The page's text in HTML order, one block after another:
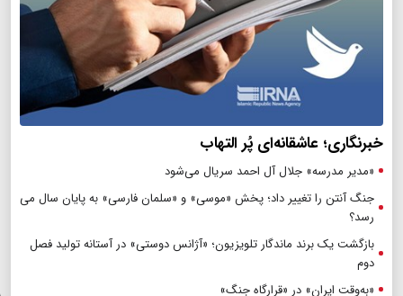
خبرنگاری؛ عاشقانه‌ای پُر التهاب
«مدیر مدرسه» جلال آل احمد سریال می‌شود
جنگ آنتن را تغییر داد؛ پخش «موسی» و «سلمان فارسی» به پایان سال می
رسد؟
بازگشت یک برند ماندگار تلویزیون؛ «آژانس دوستی» در آستانه تولید فصل
دوم
«به‌وقت ایران» در «قرارگاه جنگ»